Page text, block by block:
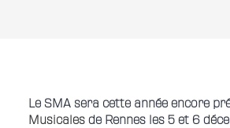
Le SMA sera cette année encore
Musicales de Rennes les 5 et 6